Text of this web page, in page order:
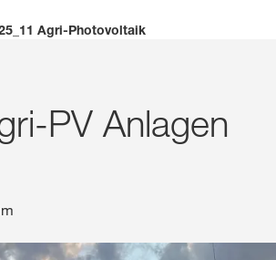
Digitale Services
Karriere
Agri-Photovoltaik
PV Anlagen